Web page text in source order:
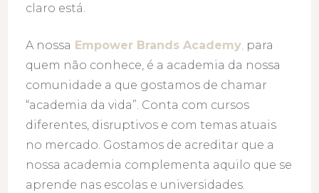
claro está.
A nossa Empower Brands Academy, para
quem não conhece, é a academia da nossa
comunidade a que gostamos de chamar
“academia da vida”. Conta com cursos
diferentes, disruptivos e com temas atuais
no mercado. Gostamos de acreditar que a
nossa academia complementa aquilo que se
aprende nas escolas e universidades.